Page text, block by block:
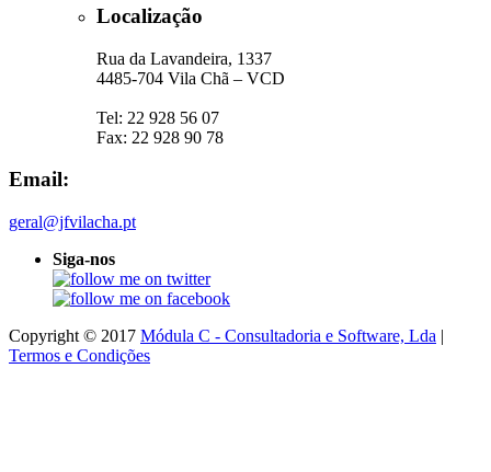
Localização
Rua da Lavandeira, 1337
4485-704 Vila Chã – VCD
Tel: 22 928 56 07
Fax: 22 928 90 78
Email:
geral@jfvilacha.pt
Siga-nos
Copyright © 2017 Módula C - Consultadoria e Software, Lda |
Termos e Condições